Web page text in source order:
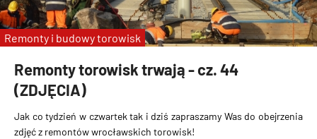
Remonty torowisk trwają - cz. 44
(ZDJĘCIA)
Jak co tydzień w czwartek tak i dziś zapraszamy Was do obejrzenia
zdjęć z remontów wrocławskich torowisk!
Remonty i budowy torowisk